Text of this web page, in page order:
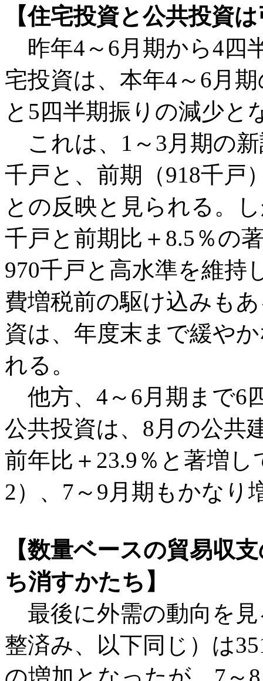
【住宅投資と公共投資
昨年4～6月期から4四
宅投資は、本年4～6月
と5四半期振りの減少と
これは、1～3月期の新
千戸と、前期（918千戸
との反映と見られる。
千戸と前期比＋8.5％の
970千戸と高水準を維持
費増税前の駆け込みも
資は、年度末まで緩や
れる。
他方、4～6月期まで6
公共投資は、8月の公共
前年比＋23.9％と著増
2）、7～9月期もかなり
【数量ベースの貿易収
ち消すかたち】
最後に外需の動向を見
整済み、以下同じ）は